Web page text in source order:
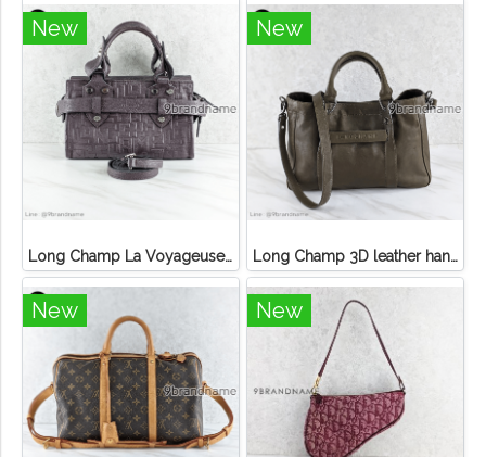
New
Long Champ La Voyageuse Bag Leather
New
Long Champ 3D leather handbag
New New